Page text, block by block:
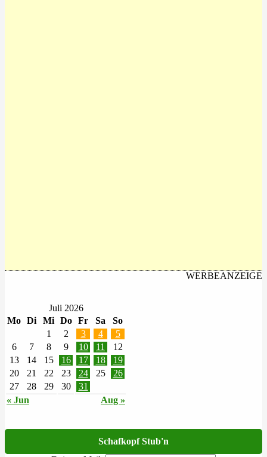
WERBEANZEIGE
Juli 2026
Mo Di Mi Do Fr Sa So
« Jun Aug »
1 2 3 4
5
6
7 8 9 10 11
12
13
14 15 16 17 18
19
20
21 22 23 24 25
26
27
28 29 30 31
Schafkopf Stub'n